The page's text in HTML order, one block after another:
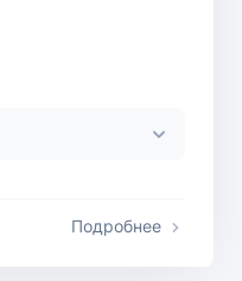
Подробнее